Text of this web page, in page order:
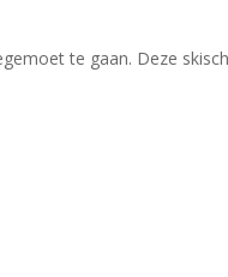
te gaan. Deze